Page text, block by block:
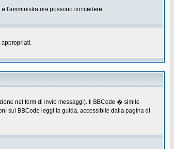
l'amministratore possono concedere.
appropriati.
nel form di invio messaggi). Il BBCode � simile
sul BBCode leggi la guida, accessibile dalla pagina di